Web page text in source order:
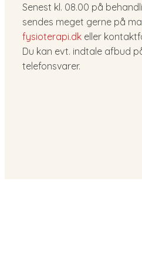
Senest kl. 08.00 på
sendes meget gerne på
fysioterapi.dk eller
Du kan evt. indtale afbud
telefonsvarer.